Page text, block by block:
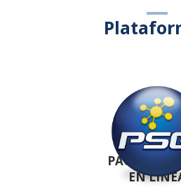
PAGOS
EN